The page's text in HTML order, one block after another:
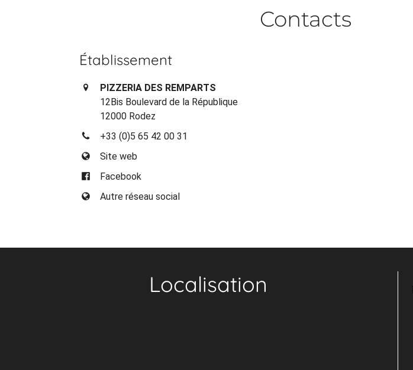
Contacts
Établissement
PIZZERIA DES REMPARTS
12Bis Boulevard de la République
12000 Rodez
+33 (0)5 65 42 00 31
Site web
Facebook
Autre réseau social
Localisation